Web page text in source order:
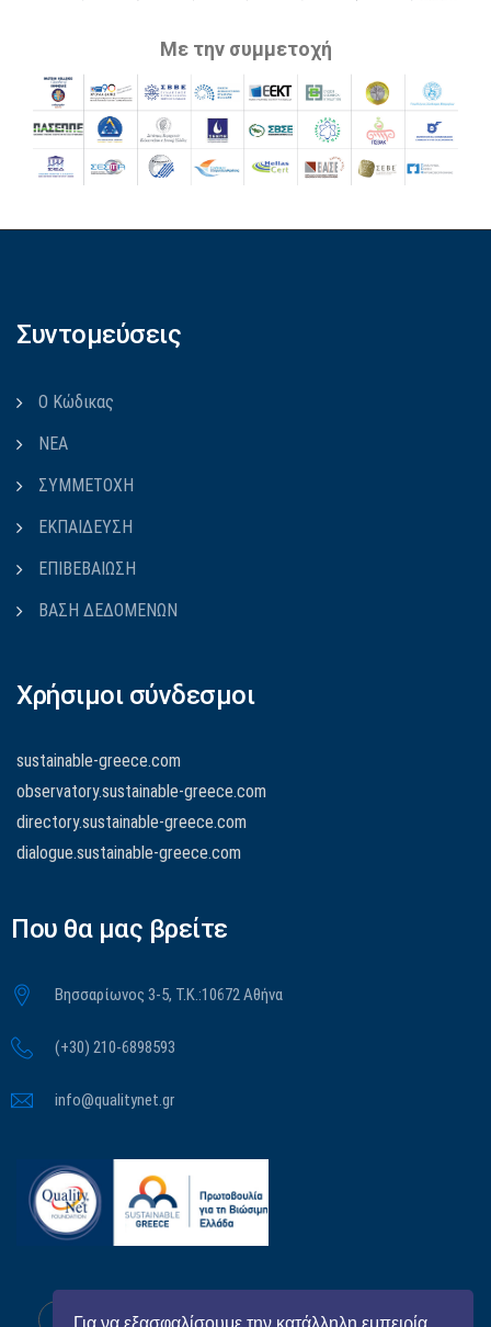
Για να εξασφαλίσουμε την κατάλληλη εμπειρία
Με την συμμετοχή
Συντομεύσεις
Ο Κώδικας
ΝΕΑ
ΣΥΜΜΕΤΟΧΗ
ΕΚΠΑΙΔΕΥΣΗ
ΕΠΙΒΕΒΑΙΩΣΗ
ΒΑΣΗ ΔΕΔΟΜΕΝΩΝ
Χρήσιμοι σύνδεσμοι
sustainable-greece.com
observatory.sustainable-greece.com
directory.sustainable-greece.com
dialogue.sustainable-greece.com
Που θα μας βρείτε
Βησσαρίωνος 3-5, Τ.Κ.:10672 Αθήνα
(+30) 210-6898593
info@qualitynet.gr